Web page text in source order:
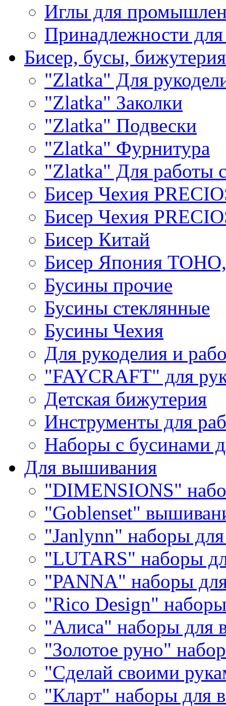
Иглы для
Принадлежности
Бисер, бусы, бижутерия
"Zlatka" Для
"Zlatka" Заколки
"Zlatka" Подвески
"Zlatka" Фурнитура
"Zlatka" Для работы
Бисер Чехия
Бисер Чехия
Бисер Китай
Бисер Япония
Бусины прочие
Бусины стеклянные
Бусины Чехия
Для рукоделия и
"FAYCRAFT" для
Детская бижутерия
Инструменты для
Наборы с бусинами
Для вышивания
"DIMENSIONS"
"Goblenset"
"Janlynn" наборы
"LUTARS" наборы
"PANNA" наборы
"Rico Design"
"Алиса" наборы для
"Золотое руно"
"Сделай своими
"Кларт" наборы для